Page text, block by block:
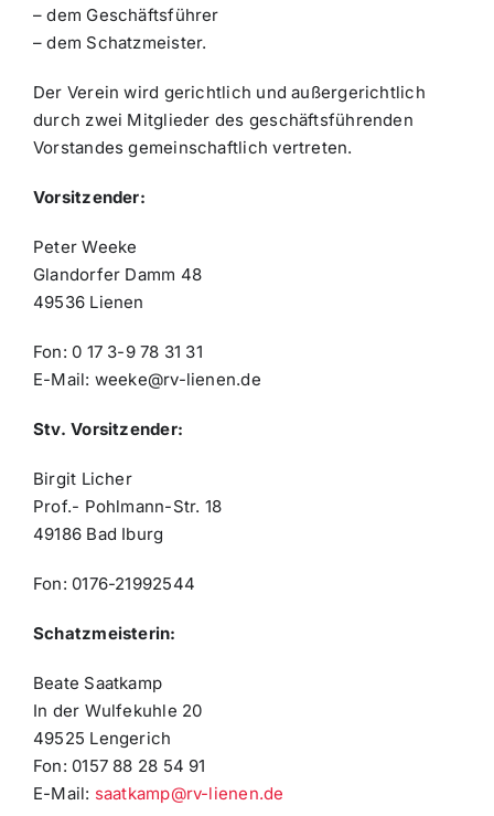
– dem Geschäftsführer
– dem Schatzmeister.
Der Verein wird gerichtlich und außergerichtlich
durch zwei Mitglieder des geschäftsführenden
Vorstandes gemeinschaftlich vertreten.
Vorsitzender:
Peter Weeke
Glandorfer Damm 48
49536 Lienen
Fon: 0 17 3-9 78 31 31
E-Mail: weeke@rv-lienen.de
Stv. Vorsitzender:
Birgit Licher
Prof.- Pohlmann-Str. 18
49186 Bad Iburg
Fon: 0176-21992544
Schatzmeisterin:
Beate Saatkamp
In der Wulfekuhle 20
49525 Lengerich
Fon: 0157 88 28 54 91
E-Mail: saatkamp@rv-lienen.de